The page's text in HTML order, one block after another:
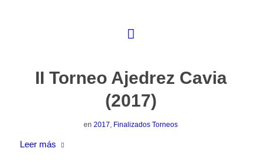
II Torneo Ajedrez Cavia
(2017)
en2017, Finalizados Torneos
Leer más